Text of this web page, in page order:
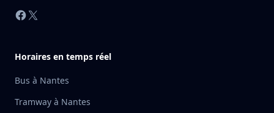
Facebook
X
Horaires en temps réel
Bus à Nantes
Tramway à Nantes